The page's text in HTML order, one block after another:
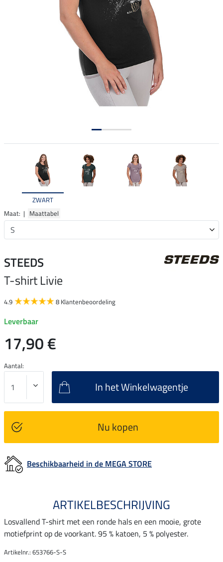
ZWART
Maat: | Maattabel
STEEDS
T-shirt Livie
4.9 8 Klantenbeoordeling
Leverbaar
17,90 €
Aantal:
In het Winkelwagentje
Nu kopen
Beschikbaarheid in de MEGA STORE
ARTIKELBESCHRIJVING
Losvallend T-shirt met een ronde hals en een mooie, grote
motiefprint op de voorkant. 95 % katoen, 5 % polyester.
Artikelnr.: 653766-S-S